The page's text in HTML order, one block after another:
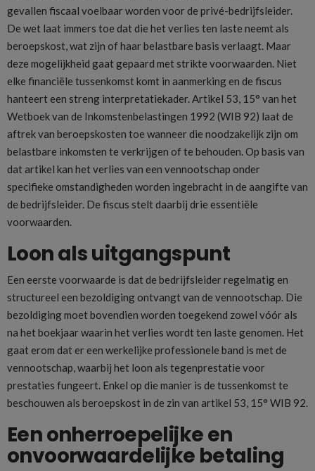
gevallen fiscaal voelbaar worden voor de privé-bedrijfsleider.
De wet laat immers toe dat die het verlies ten laste neemt als
beroepskost, wat zijn of haar belastbare basis verlaagt. Maar
deze mogelijkheid gaat gepaard met strikte voorwaarden. Niet
elke financiële tussenkomst komt in aanmerking en de fiscus
hanteert een streng interpretatiekader. Artikel 53, 15° van het
Wetboek van de Inkomstenbelastingen 1992 (WIB 92) laat de
aftrek van beroepskosten toe wanneer die noodzakelijk zijn om
belastbare inkomsten te verkrijgen of te behouden. Op basis van
dat artikel kan het verlies van een vennootschap onder
specifieke omstandigheden worden ingebracht in de aangifte van
de bedrijfsleider. De fiscus stelt daarbij drie essentiële
voorwaarden.
Loon als uitgangspunt
Een eerste voorwaarde is dat de bedrijfsleider regelmatig en
structureel een bezoldiging ontvangt van de vennootschap. Die
bezoldiging moet bovendien worden toegekend zowel vóór als
na het boekjaar waarin het verlies wordt ten laste genomen. Het
gaat erom dat er een werkelijke professionele band is met de
vennootschap, waarbij het loon als tegenprestatie voor
prestaties fungeert. Enkel op die manier is de tussenkomst te
beschouwen als beroepskost in de zin van artikel 53, 15° WIB 92.
Een onherroepelijke en
onvoorwaardelijke betaling